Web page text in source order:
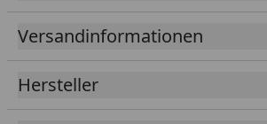
Kupplungskomponenten und
Erstausrüstung. So stellen Sie die
Gerade bei sicherheitsrelevanten
Griff zu bewährter Markenqualität.
Versandinformationen
Hersteller